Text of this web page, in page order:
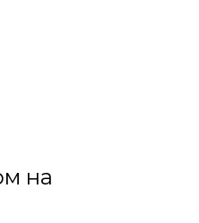
на